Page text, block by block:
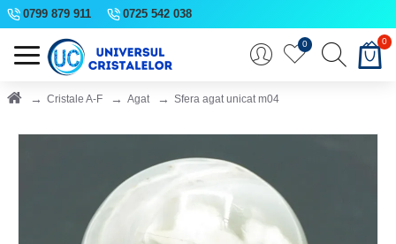
0799 879 911 0725 542 038
0 0
Cristale A-F Agat Sfera agat unicat m04